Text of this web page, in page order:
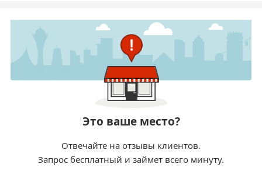
Это ваше место?
Отвечайте на отзывы клиентов.
Запрос бесплатный и займет всего минуту.